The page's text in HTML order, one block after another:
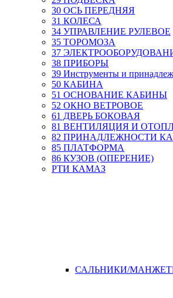
30 ОСЬ ПЕРЕДНЯЯ
31 КОЛЕСА
34 УПРАВЛЕНИЕ РУЛЕВОЕ
35 ТОРОМОЗА
37
38 ПРИБОРЫ
39 Инструменты и
50 КАБИНА
51 ОСНОВАНИЕ КАБИНЫ
52 ОКНО ВЕТРОВОЕ
61 ДВЕРЬ БОКОВАЯ
81 ВЕНТИЛЯЦИЯ И
82 ПРИНАДЛЕЖНОСТИ
85 ПЛАТФОРМА
86 КУЗОВ (ОПЕРЕНИЕ)
РТИ КАМАЗ
САЛЬНИКИ/